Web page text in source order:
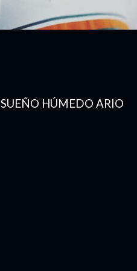
SUEÑO HÚMEDO ARIO